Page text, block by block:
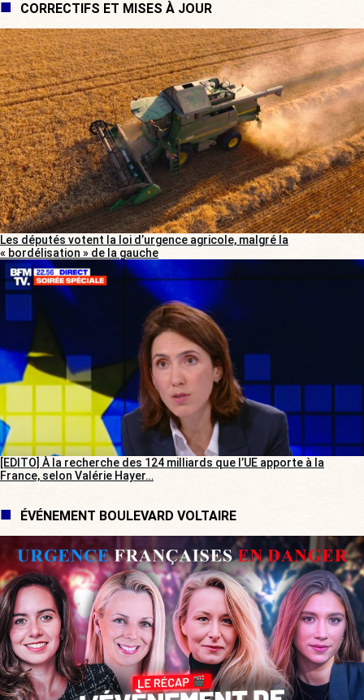
CORRECTIFS ET MISES À JOUR
Les députés votent la loi d’urgence agricole, malgré la
« bordélisation » de la gauche
[EDITO] À la recherche des 124 milliards que l’UE apporte à la
France, selon Valérie Hayer…
ÉVÉNEMENT BOULEVARD VOLTAIRE